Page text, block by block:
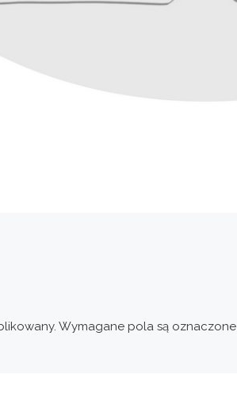
Wymagane pola są oznaczone